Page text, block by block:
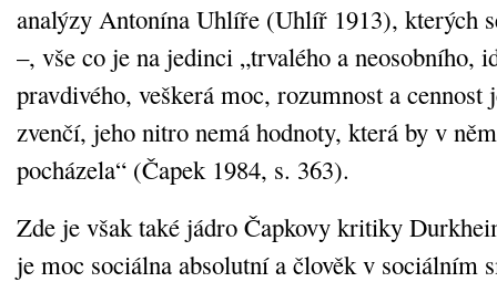
analýzy Antonína Uhlíře (Uhlíř 1913), kterých
–, vše co je na jedinci „trvalého a neosobního,
pravdivého, veškerá moc, rozumnost a cennost
zvenčí, jeho nitro nemá hodnoty, která by v
pocházela“ (Čapek 1984, s. 363).
Zde je však také jádro Čapkovy kritiky
je moc sociálna absolutní a člověk v sociálním